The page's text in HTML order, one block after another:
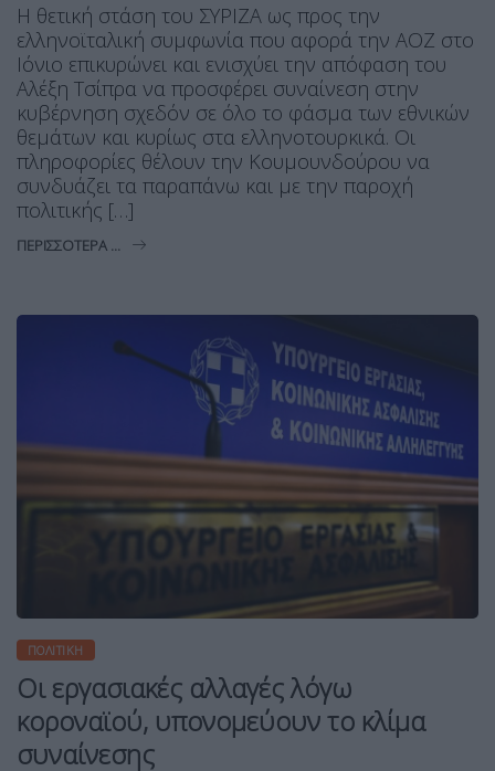
Η θετική στάση του ΣΥΡΙΖΑ ως προς την
ελληνοϊταλική συμφωνία που αφορά την ΑΟΖ στο
Ιόνιο επικυρώνει και ενισχύει την απόφαση του
Αλέξη Τσίπρα να προσφέρει συναίνεση στην
κυβέρνηση σχεδόν σε όλο το φάσμα των εθνικών
θεμάτων και κυρίως στα ελληνοτουρκικά. Οι
πληροφορίες θέλουν την Κουμουνδούρου να
συνδυάζει τα παραπάνω και με την παροχή
πολιτικής […]
ΠΕΡΙΣΣΌΤΕΡΑ ...
ΠΟΛΙΤΙΚΉ
Οι εργασιακές αλλαγές λόγω
κοροναϊού, υπονομεύουν το κλίμα
συναίνεσης